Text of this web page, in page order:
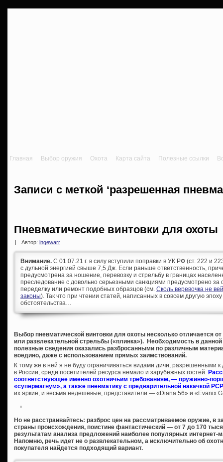
Главная Выбор оружия Охота Карта сайта Полезные ссылки
Записи с меткой ‘разрешенная
Пневматические винтовки для охоты
Автор: ingewarr
Внимание. С 01.07.21 г. в силу вступили поправки в УК РФ (ст. 222 и
с дульной энергией свыше 7,5 Дж. Если раньше ответственность,
предусмотрена за ношение, перевозку и стрельбу в границах
преследование с довольно серьезными санкциями предусмотрено за
переделку или ремонт подобных образцов (см. Сколь веревочка не
законы). Так что при чтении статей, написанных в совсем другую
обстоятельства…
Выбор пневматической винтовки для охоты несколько отличается
или развлекательной стрельбы («плинка»). Необходимость в данной
полезные сведения оказались разбросанными по различным
воедино, даже с использованием прямых заимствований.
К тому же в ней я не буду ограничиваться видами дичи, разрешенными
в России, среди посетителей ресурса немало и зарубежных гостей.
соответствующее именно охотничьим требованиям, — пружинно-
«супермагнум», а также пневматику с предварительной накачкой
их яркие, и весьма недешевые, представители — «Diana 56» и «Evanix
Но не расстраивайтесь: разброс цен на рассматриваемое оружие, в
страны происхождения, поистине фантастический — от 7 до 170
результатам анализа предложений наиболее популярных интернет-
Напомню, речь идет не о развлекательном, а исключительно об
покупателя найдется подходящий вариант.